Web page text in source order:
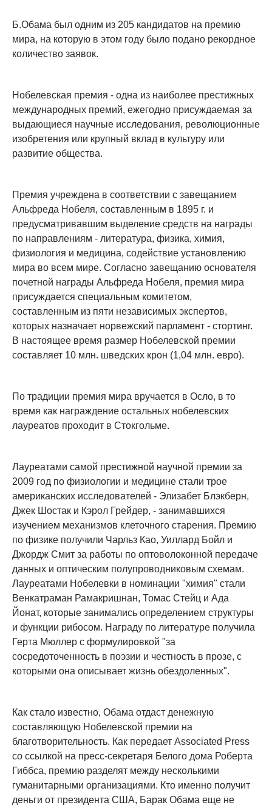
Б.Обама был одним из 205 кандидатов на премию
мира, на которую в этом году было подано рекордное
количество заявок.
Нобелевская премия - одна из наиболее престижных
международных премий, ежегодно присуждаемая за
выдающиеся научные исследования, революционные
изобретения или крупный вклад в культуру или
развитие общества.
Премия учреждена в соответствии с завещанием
Альфреда Нобеля, составленным в 1895 г. и
предусматривавшим выделение средств на награды
по направлениям - литература, физика, химия,
физиология и медицина, содействие установлению
мира во всем мире. Согласно завещанию основателя
почетной награды Альфреда Нобеля, премия мира
присуждается специальным комитетом,
составленным из пяти независимых экспертов,
которых назначает норвежский парламент - стортинг.
В настоящее время размер Нобелевской премии
составляет 10 млн. шведских крон (1,04 млн. евро).
По традиции премия мира вручается в Осло, в то
время как награждение остальных нобелевских
лауреатов проходит в Стокгольме.
Лауреатами самой престижной научной премии за
2009 год по физиологии и медицине стали трое
американских исследователей - Элизабет Блэкберн,
Джек Шостак и Кэрол Грейдер, - занимавшихся
изучением механизмов клеточного старения. Премию
по физике получили Чарльз Као, Уиллард Бойл и
Джордж Смит за работы по оптоволоконной передаче
данных и оптическим полупроводниковым схемам.
Лауреатами Нобелевки в номинации "химия" стали
Венкатраман Рамакришнан, Томас Стейц и Ада
Йонат, которые занимались определением структуры
и функции рибосом. Награду по литературе получила
Герта Мюллер с формулировкой "за
сосредоточенность в поэзии и честность в прозе, с
которыми она описывает жизнь обездоленных".
Как стало известно, Обама отдаст денежную
составляющую Нобелевской премии на
благотворительность. Как передает Associated Press
со ссылкой на пресс-секретаря Белого дома Роберта
Гиббса, премию разделят между несколькими
гуманитарными организациями. Кто именно получит
деньги от президента США, Барак Обама еще не